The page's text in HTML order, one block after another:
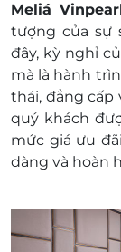
Bao
và
Giá
Dịch vụ
chi phí phát
Meliá
tượng của sự
đây, kỳ nghỉ
mà là hành
thái, đẳng cấp
quý khách
mức giá ưu
dàng và hoàn